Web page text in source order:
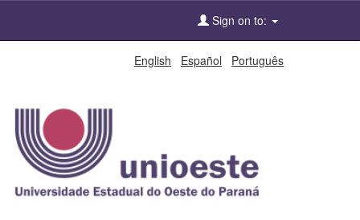
Sign on to:
English Español Português